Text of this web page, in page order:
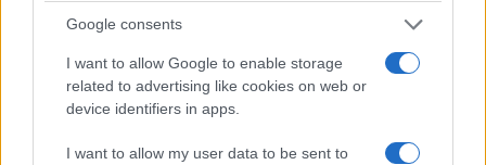
Google consents
I want to allow Google to enable storage
related to advertising like cookies on web or
device identifiers in apps.
I want to allow my user data to be sent to